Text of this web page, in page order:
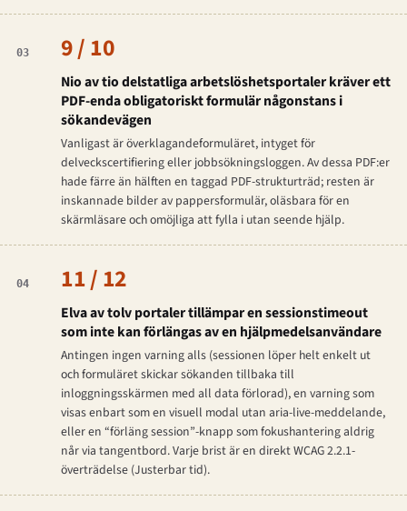
03 9 / 10
Nio av tio delstatliga arbetslöshetsportaler kräver ett
PDF-enda obligatoriskt formulär någonstans i
sökandevägen
Vanligast är överklagandeformuläret, intyget för
delveckscertifiering eller jobbsökningsloggen. Av dessa PDF:er
hade färre än hälften en taggad PDF-strukturträd; resten är
inskannade bilder av pappersformulär, oläsbara för en
skärmläsare och omöjliga att fylla i utan seende hjälp.
04 11 / 12
Elva av tolv portaler tillämpar en sessionstimeout
som inte kan förlängas av en hjälpmedelsanvändare
Antingen ingen varning alls (sessionen löper helt enkelt ut
och formuläret skickar sökanden tillbaka till
inloggningsskärmen med all data förlorad), en varning som
visas enbart som en visuell modal utan aria-live-meddelande,
eller en “förläng session”-knapp som fokushantering aldrig
når via tangentbord. Varje brist är en direkt WCAG 2.2.1-
överträdelse (Justerbar tid).